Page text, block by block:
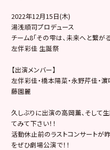
2022年12月15日(木)
湯浅順司プロデュース
チーム8「その雫は、未来へと繋
左伴彩佳 生誕祭
【出演メンバー】
左伴彩佳・橋本陽菜・永野芹佳・
藤園麗
久しぶりに出演の高岡薫、そして
てみて下さい！！
活動休止前のラストコンサートが
をぜひ劇場公演で！！